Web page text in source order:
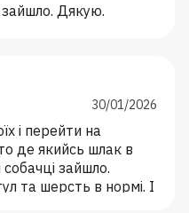
зайшло. Дякую.
30/01/2026
і перейти на
де якийсь шлак в
зайшло.
та шерсть в нормі. І